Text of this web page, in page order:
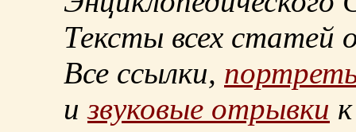
Тексты всех статей
Все ссылки,
извуковые отрывки